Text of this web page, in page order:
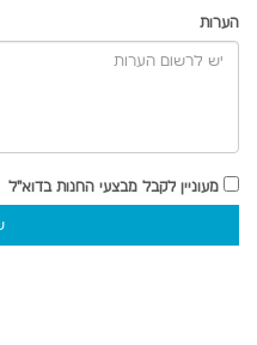
הערות
מעוניין לקבל מבצעי החנות בדוא"ל